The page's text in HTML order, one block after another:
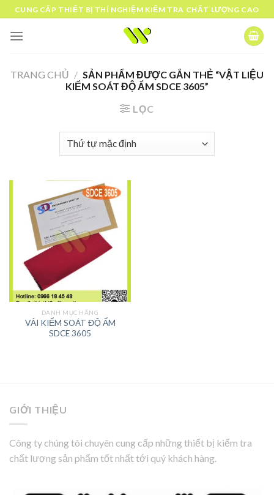
Skip
to
content
CUNG CẤP THIẾT BỊ THÍ NGHIỆM KIỂM TRA CHẤT LƯỢNG CAO
TRANG CHỦ / SẢN PHẨM ĐƯỢC GẮN THẺ “VẬT LIỆU
KIỂM SOÁT ĐỘ ẨM SDCE 3605”
LỌC
DANH MỤC HÃNG
VẢI KIỂM SOÁT ĐỘ ẨM
SDCE 3605
GIỚI THIỆU
Công ty chúng tôi chuyên cung cấp những thiết bị kiểm tra
chất lượng sản phẩm tốt nhất tới quý khách hàng.